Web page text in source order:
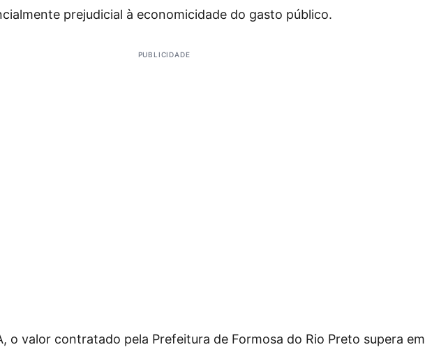
prejudicial à economicidade do gasto público.
PUBLICIDADE
o valor contratado pela Prefeitura de Formosa do Rio Preto supera em